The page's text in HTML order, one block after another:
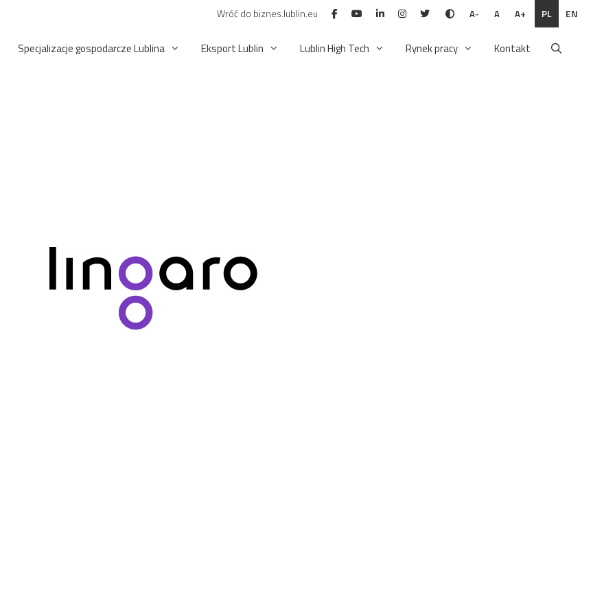
Wróć do biznes.lublin.eu A- A A+ PL EN
Specjalizacje gospodarcze Lublina Eksport Lublin Lublin High Tech Rynek pracy Kontakt